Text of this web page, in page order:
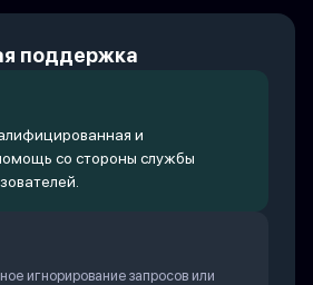
поддержка
и
со стороны службы
игнорирование запросов или